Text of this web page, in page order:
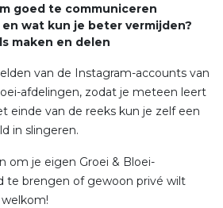
goed te communiceren
wat kun je beter vermijden?
maken en delen
van de Instagram-accounts van
afdelingen, zodat je meteen leert
einde van de reeks kun je zelf een
in slingeren.
om je eigen Groei & Bloei-
te brengen of gewoon privé wilt
welkom!